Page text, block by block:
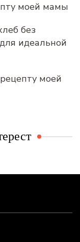
моей мамы
без
идеальной
моей